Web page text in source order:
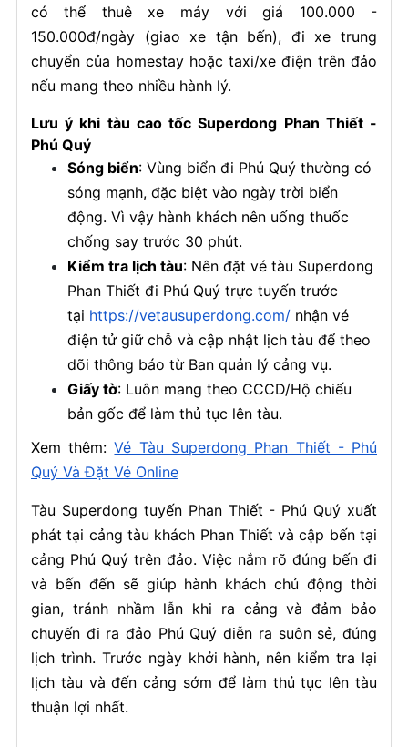
có thể thuê xe máy với giá 100.000 -
150.000đ/ngày (giao xe tận bến), đi xe trung
chuyển của homestay hoặc taxi/xe điện trên đảo
nếu mang theo nhiều hành lý.
Lưu ý khi tàu cao tốc Superdong Phan Thiết -
Phú Quý
Sóng biển: Vùng biển đi Phú Quý thường có
sóng mạnh, đặc biệt vào ngày trời biển
động. Vì vậy hành khách nên uống thuốc
chống say trước 30 phút.
Kiểm tra lịch tàu: Nên đặt vé tàu Superdong
Phan Thiết đi Phú Quý trực tuyến trước
tại https://vetausuperdong.com/nhận vé
điện tử giữ chỗ và cập nhật lịch tàu để theo
dõi thông báo từ Ban quản lý cảng vụ.
Giấy tờ: Luôn mang theo CCCD/Hộ chiếu
bản gốc để làm thủ tục lên tàu.
Xem thêm:Vé Tàu Superdong Phan Thiết - Phú
Quý Và Đặt Vé Online
Tàu Superdong tuyến Phan Thiết - Phú Quý xuất
phát tại cảng tàu khách Phan Thiết và cập bến tại
cảng Phú Quý trên đảo. Việc nắm rõ đúng bến đi
và bến đến sẽ giúp hành khách chủ động thời
gian, tránh nhầm lẫn khi ra cảng và đảm bảo
chuyến đi ra đảo Phú Quý diễn ra suôn sẻ, đúng
lịch trình. Trước ngày khởi hành, nên kiểm tra lại
lịch tàu và đến cảng sớm để làm thủ tục lên tàu
thuận lợi nhất.